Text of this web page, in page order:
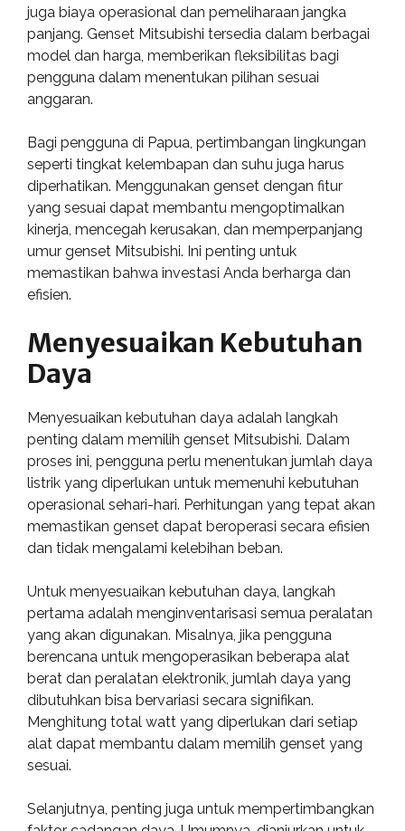
juga biaya operasional dan pemeliharaan jangka
panjang. Genset Mitsubishi tersedia dalam berbagai
model dan harga, memberikan fleksibilitas bagi
pengguna dalam menentukan pilihan sesuai
anggaran.
Bagi pengguna di Papua, pertimbangan lingkungan
seperti tingkat kelembapan dan suhu juga harus
diperhatikan. Menggunakan genset dengan fitur
yang sesuai dapat membantu mengoptimalkan
kinerja, mencegah kerusakan, dan memperpanjang
umur genset Mitsubishi. Ini penting untuk
memastikan bahwa investasi Anda berharga dan
efisien.
Menyesuaikan Kebutuhan
Daya
Menyesuaikan kebutuhan daya adalah langkah
penting dalam memilih genset Mitsubishi. Dalam
proses ini, pengguna perlu menentukan jumlah daya
listrik yang diperlukan untuk memenuhi kebutuhan
operasional sehari-hari. Perhitungan yang tepat akan
memastikan genset dapat beroperasi secara efisien
dan tidak mengalami kelebihan beban.
Untuk menyesuaikan kebutuhan daya, langkah
pertama adalah menginventarisasi semua peralatan
yang akan digunakan. Misalnya, jika pengguna
berencana untuk mengoperasikan beberapa alat
berat dan peralatan elektronik, jumlah daya yang
dibutuhkan bisa bervariasi secara signifikan.
Menghitung total watt yang diperlukan dari setiap
alat dapat membantu dalam memilih genset yang
sesuai.
Selanjutnya, penting juga untuk mempertimbangkan